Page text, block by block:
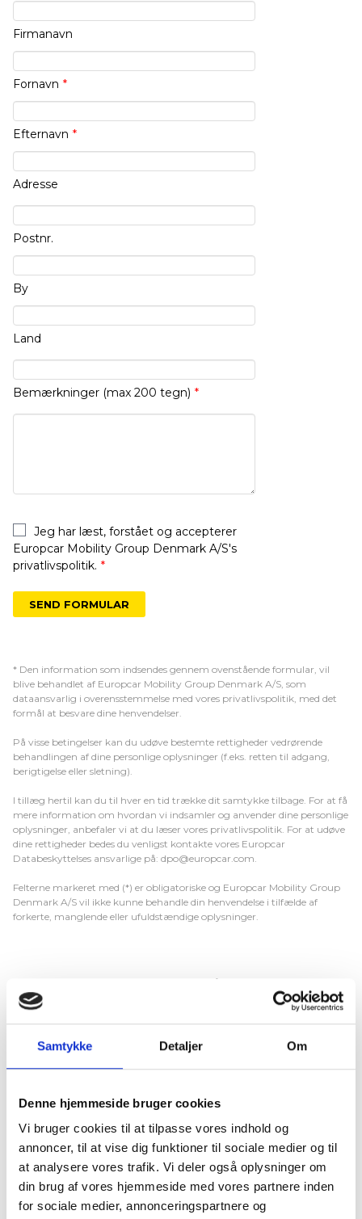
Samtykke Detaljer Om
Denne hjemmeside bruger cookies
Vi bruger cookies til at tilpasse vores indhold og
annoncer, til at vise dig funktioner til sociale medier og til
at analysere vores trafik. Vi deler også oplysninger om
din brug af vores hjemmeside med vores partnere inden
for sociale medier, annonceringspartnere og
Firmanavn
Fornavn *
Efternavn *
Adresse
Postnr.
By
Land
Bemærkninger (max 200 tegn) *
Jeg har læst, forstået og accepterer
Europcar Mobility Group Denmark A/S's
privatlivspolitik. *
* Den information som indsendes gennem ovenstående formular, vil
blive behandlet af Europcar Mobility Group Denmark A/S, som
dataansvarlig i overensstemmelse med vores privatlivspolitik, med det
formål at besvare dine henvendelser.
På visse betingelser kan du udøve bestemte rettigheder vedrørende
behandlingen af dine personlige oplysninger (f.eks. retten til adgang,
berigtigelse eller sletning).
I tillæg hertil kan du til hver en tid trække dit samtykke tilbage. For at få
mere information om hvordan vi indsamler og anvender dine personlige
oplysninger, anbefaler vi at du læser vores privatlivspolitik. For at udøve
dine rettigheder bedes du venligst kontakte vores Europcar
Databeskyttelses ansvarlige på: dpo@europcar.com.
Felterne markeret med (*) er obligatoriske og Europcar Mobility Group
Denmark A/S vil ikke kunne behandle din henvendelse i tilfælde af
forkerte, manglende eller ufuldstændige oplysninger.
Har du brug for hjælp eller spørgsmål til en specifik afdeling
i Europcar, så kan du også
kontakte os direkte.
forsikring eller booking
Hvis du ønsker at annullere eller ændre din booking og/eller
køb af forsikring, skal du klikke på fortrydelsesknappen og
følge vejledningen.